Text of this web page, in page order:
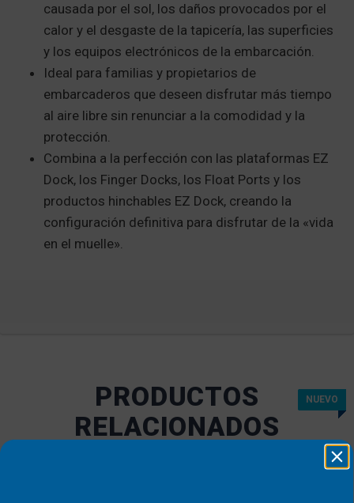
causada por el sol, los daños provocados por el
calor y el desgaste de la tapicería, las superficies
y los equipos electrónicos de la embarcación.
Ideal para familias y propietarios de
embarcaderos que deseen disfrutar más tiempo
al aire libre sin renunciar a la comodidad y la
protección.
Combina a la perfección con las plataformas EZ
Dock, los Finger Docks, los Float Ports y los
productos hinchables EZ Dock, creando la
configuración definitiva para disfrutar de la «vida
en el muelle».
PRODUCTOS
RELACIONADOS
NUEVO
NUEVO
NUEVO
NUEVO